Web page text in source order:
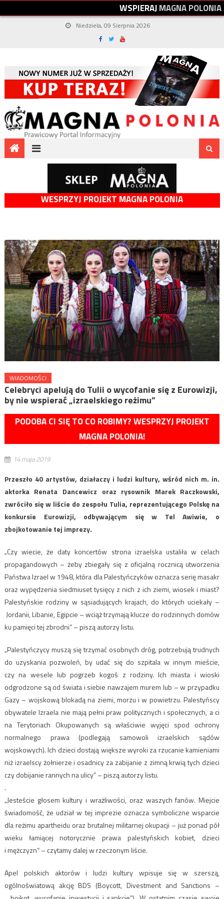
WSPIERAJMAGNAPOLONIA
Niedziela, 09 Sierpnia 2026
WESPRZYJ PROJEKT MAGNA POLONIA
WIADOMOŚCI
Celebryci apelują do Tulii o wycofanie się z Eurowizji,
by nie wspierać „izraelskiego reżimu”
PODOBA CI SIĘ TO CO ROBIMY? WESPRZYJ PROJEKT
MAGNA POLONIA!
14 maja 2019
Przeszło 40 artystów, działaczy i ludzi kultury, wśród nich m. in.
aktorka Renata Dancewicz oraz rysownik Marek Raczkowski,
zwróciło się w liście do zespołu Tulia, reprezentującego Polskę na
konkursie Eurowizji, odbywającym się w Tel Awiwie, o
zbojkotowanie tej imprezy.
„Czy wiecie, że daty koncertów strona izraelska ustaliła w celach
propagandowych – żeby zbiegały się z oficjalną rocznicą utworzenia
Państwa Izrael w 1948, która dla Palestyńczyków oznacza serię masakr
oraz wypędzenia siedmiuset tysięcy z nich z ich ziemi, wiosek i miast?
Palestyńskie rodziny w sąsiadujących krajach, do których uciekały –
Jordanii, Libanie, Egipcie – wciąż trzymają klucze do rodzinnych domów
ku pamięci tej zbrodni” – piszą autorzy listu.
„Palestyńczycy muszą się trzymać osobnych dróg, potrzebują trudnych
do uzyskania pozwoleń, by udać się do szpitala w innym mieście,
czy na wesele lub pogrzeb kogoś z rodziny. Ich miasta i wioski
odgrodzone są od świata i siebie nawzajem murem lub – w przypadku
Gazy – wojskową blokadą na ziemi, morzu i w powietrzu. Palestyńscy
obywatele Izraela nie mają pełni praw politycznych i społecznych, a ci
na Terytoriach Okupowanych są właściwie wyjęci spod ochrony
normalnego prawa (podlegają samowoli izraelskich sądów
wojskowych). Ich dzieci dostają większe wyroki za rzucanie kamieniami
niż izraelscy żołnierze i osadnicy za zabijanie z zimną krwią tych dzieci
czy dobijanie rannych na ulicy” – piszą autorzy listu.
.
„Jesteście głosem kultury i wrażliwości, oraz waszych fanów. Miejcie
świadomość, że udział w tej imprezie oznacza symboliczne wsparcie
dla reżimu apartheidu oraz brutalnej militarnej okupacji – już ponad pół
wieku łamiącej notorycznie prawa palestyńskich kobiet, dzieci
i mężczyzn” – czytamy dalej w rzeczonym liście.
Apel polskich aktorów i ludzi kultury wpisuje się w szerszą,
ogólnoświatową akcję BDS (Boycott, Divestment and Sanctions –